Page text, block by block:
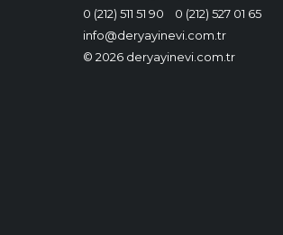
0 (212) 511 51 90
0 (212) 527 01 65
info@deryayinevi.com.tr
© 2026 deryayinevi.com.tr